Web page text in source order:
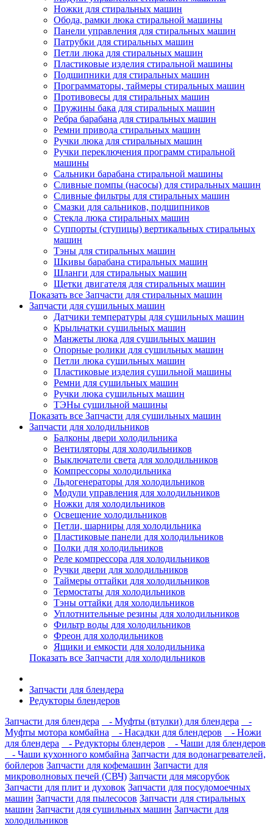
Ножки для стиральных машин
Обода, рамки люка стиральной машины
Панели управления для стиральных машин
Патрубки для стиральных машин
Петли люка для стиральных машин
Пластиковые изделия стиральной машины
Подшипники для стиральных машин
Программаторы, таймеры стиральных машин
Противовесы для стиральных машин
Пружины бака для стиральных машин
Ребра барабана для стиральных машин
Ремни привода стиральных машин
Ручки люка для стиральных машин
Ручки переключения программ стиральной
машины
Сальники барабана стиральной машины
Сливные помпы (насосы) для стиральных машин
Сливные фильтры для стиральных машин
Смазки для сальников, подшипников
Стекла люка стиральных машин
Суппорты (ступицы) вертикальных стиральных
машин
Тэны для стиральных машин
Шкивы барабана стиральных машин
Шланги для стиральных машин
Щетки двигателя для стиральных машин
Показать все Запчасти для стиральных машин
Запчасти для сушильных машин
Датчики температуры для сушильных машин
Крыльчатки сушильных машин
Манжеты люка для сушильных машин
Опорные ролики для сушильных машин
Петли люка сушильных машин
Пластиковые изделия сушильной машины
Ремни для сушильных машин
Ручки люка сушильных машин
ТЭНы сушильной машины
Показать все Запчасти для сушильных машин
Запчасти для холодильников
Балконы двери холодильника
Вентиляторы для холодильников
Выключатели света для холодильников
Компрессоры холодильника
Льдогенераторы для холодильников
Модули управления для холодильников
Ножки для холодильников
Освещение холодильников
Петли, шарниры для холодильника
Пластиковые панели для холодильников
Полки для холодильников
Реле компрессора для холодильников
Ручки двери для холодильников
Таймеры оттайки для холодильников
Термостаты для холодильников
Тэны оттайки для холодильников
Уплотнительные резины для холодильников
Фильтр воды для холодильников
Фреон для холодильников
Ящики и емкости для холодильника
Показать все Запчасти для холодильников
Запчасти для блендера
Редукторы блендеров
Запчасти для блендера
- Муфты (втулки) для блендера
-
Муфты мотора комбайна
- Насадки для блендеров
- Ножи
для блендера
- Редукторы блендеров
- Чаши для блендеров
- Чаши кухонного комбайна Запчасти для водонагревателей,
бойлеров Запчасти для кофемашин Запчасти для
микроволновых печей (СВЧ) Запчасти для мясорубок
Запчасти для плит и духовок Запчасти для посудомоечных
машин Запчасти для пылесосов Запчасти для стиральных
машин Запчасти для сушильных машин Запчасти для
холодильников